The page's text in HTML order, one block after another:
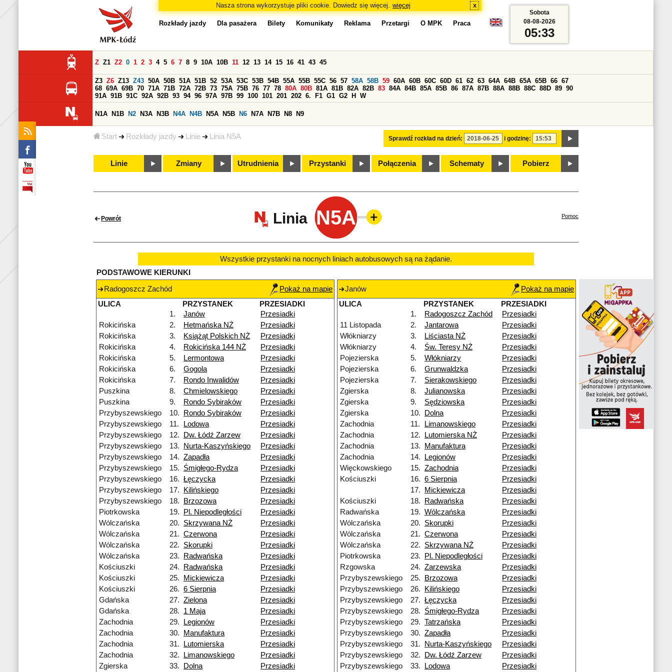
Nasza strona wykorzystuje pliki cookie. Dowiedz się więcej. więcej x
Start Rozkłady jazdy Linie Linia N5A
Rozkłady jazdy Dla pasażera Bilety Komunikaty Reklama Przetargi O MPK Praca
Sprawdź rozkład na dzień: i godzinę:
Z Z1 Z2 0 1 2 3 4 5 6 7 8 9 10A 10B 11 12 13 14 15 16 41 43 45
Z3 Z6 Z13 Z43 50A 50B 51A 51B 52 53A 53C 53B 54B 55A 55B 55C 56 57 58A 58B 59 60A 60B 60C 60D 61 62 63 64A 64B 65A 65B 66 67
68 69A 69B 70 71A 71B 72A 72B 73 75A 75B 76 77 78 80A 80B 81A 81B 82A 82B 83 84A 84B 85A 85B 86 87A 87B 88A 88B 88C 88D 89 90
91A 91B 91C 92A 92B 93 94 96 97A 97B 99 100 101 201 202 6. F1 G1 G2 H W
N1A N1B N2 N3A N3B N4A N4B N5A N5B N6 N7A N7B N8 N9
Linie Zmiany Utrudnienia Przystanki Połączenia Schematy Pobierz
Sobota
08-08-2026
05:33
Powrót Linia N5A Pomoc
Wszystkie przystanki na nocnych liniach autobusowych są na żądanie.
PODSTAWOWE KIERUNKI
Radogoszcz Zachód
Pokaż na mapie
ULICA
PRZYSTANEK
PRZESIADKI
1.
Janów
Przesiadki
Rokicińska
2. Hetmańska NŻ
Przesiadki
Rokicińska
3. Książąt Polskich NŻ
Przesiadki
Rokicińska
4. Rokicińska 144 NŻ
Przesiadki
Rokicińska
5. Lermontowa
Przesiadki
Rokicińska
6. Gogola
Przesiadki
Rokicińska
7. Rondo Inwalidów
Przesiadki
Puszkina
8. Chmielowskiego
Przesiadki
Puszkina
9. Rondo Sybiraków
Przesiadki
Przybyszewskiego
10. Rondo Sybiraków
Przesiadki
Przybyszewskiego
11. Lodowa
Przesiadki
Przybyszewskiego
12. Dw. Łódź Zarzew
Przesiadki
Przybyszewskiego
13. Nurta-Kaszyńskiego
Przesiadki
Przybyszewskiego
14. Zapadła
Przesiadki
Przybyszewskiego
15. Śmigłego-Rydza
Przesiadki
Przybyszewskiego
16. Łęczycka
Przesiadki
Przybyszewskiego
17. Kilińskiego
Przesiadki
Przybyszewskiego
18. Brzozowa
Przesiadki
Piotrkowska
19. Pl. Niepodległości
Przesiadki
Wólczańska
20. Skrzywana NŻ
Przesiadki
Wólczańska
21. Czerwona
Przesiadki
Wólczańska
22. Skorupki
Przesiadki
Wólczańska
23. Radwańska
Przesiadki
Kościuszki
24. Radwańska
Przesiadki
Kościuszki
25. Mickiewicza
Przesiadki
Kościuszki
26. 6 Sierpnia
Przesiadki
Gdańska
27. Zielona
Przesiadki
Gdańska
28. 1 Maja
Przesiadki
Zachodnia
29. Legionów
Przesiadki
Zachodnia
30. Manufaktura
Przesiadki
Zachodnia
31. Lutomierska
Przesiadki
Zachodnia
32. Limanowskiego
Przesiadki
Zgierska
33. Dolna Przesiadki
Janów
Pokaż na mapie
ULICA
PRZYSTANEK
PRZESIADKI
1.
Radogoszcz Zachód
Przesiadki
11 Listopada
2. Jantarowa
Przesiadki
Włókniarzy
3. Liściasta NŻ
Przesiadki
Włókniarzy
4. Św. Teresy NŻ
Przesiadki
Pojezierska
5. Włókniarzy
Przesiadki
Pojezierska
6. Grunwaldzka
Przesiadki
Pojezierska
7. Sierakowskiego
Przesiadki
Zgierska
8. Julianowska
Przesiadki
Zgierska
9. Sędziowska
Przesiadki
Zgierska
10. Dolna
Przesiadki
Zachodnia
11. Limanowskiego
Przesiadki
Zachodnia
12. Lutomierska NŻ
Przesiadki
Zachodnia
13. Manufaktura
Przesiadki
Zachodnia
14. Legionów
Przesiadki
Więckowskiego
15. Zachodnia
Przesiadki
Kościuszki
16. 6 Sierpnia
Przesiadki
17.
Mickiewicza
Przesiadki
Kościuszki
18. Radwańska
Przesiadki
Radwańska
19. Wólczańska
Przesiadki
Wólczańska
20. Skorupki
Przesiadki
Wólczańska
21. Czerwona
Przesiadki
Wólczańska
22. Skrzywana NŻ
Przesiadki
Piotrkowska
23. Pl. Niepodległości
Przesiadki
Rzgowska
24. Zarzewska
Przesiadki
Przybyszewskiego
25. Brzozowa
Przesiadki
Przybyszewskiego
26. Kilińskiego
Przesiadki
Przybyszewskiego
27. Łęczycka
Przesiadki
Przybyszewskiego
28. Śmigłego-Rydza
Przesiadki
Przybyszewskiego
29. Tatrzańska
Przesiadki
Przybyszewskiego
30. Zapadła
Przesiadki
Przybyszewskiego
31. Nurta-Kaszyńskiego
Przesiadki
Przybyszewskiego
32. Dw. Łódź Zarzew
Przesiadki
Przybyszewskiego
33. Lodowa Przesiadki